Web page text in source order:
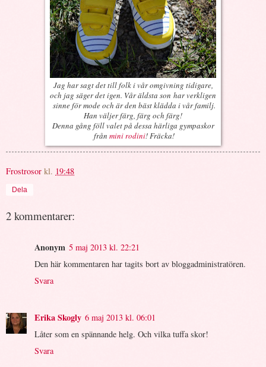
Jag har sagt det till folk i vår omgivning tidigare,
och jag säger det igen. Vår äldsta son har verkligen
sinne för mode och är den bäst klädda i vår familj.
Han väljer färg, färg och färg!
Denna gång föll valet på dessa härliga gympaskor
från mini rodini! Fräcka!
Frostrosor kl. 19:48
Dela
2 kommentarer:
Anonym 5 maj 2013 kl. 22:21
Den här kommentaren har tagits bort av bloggadministratören.
Svara
Erika Skogly 6 maj 2013 kl. 06:01
Låter som en spännande helg. Och vilka tuffa skor!
Svara